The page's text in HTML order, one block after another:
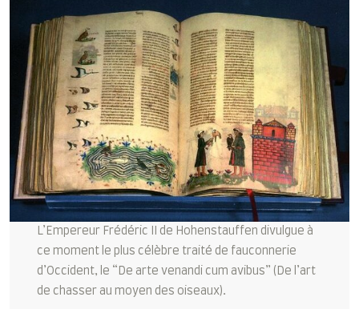
L’Empereur Frédéric II de Hohenstauffen divulgue à
ce moment le plus célèbre traité de fauconnerie
d’Occident, le “De arte venandi cum avibus” (De l’art
de chasser au moyen des oiseaux).